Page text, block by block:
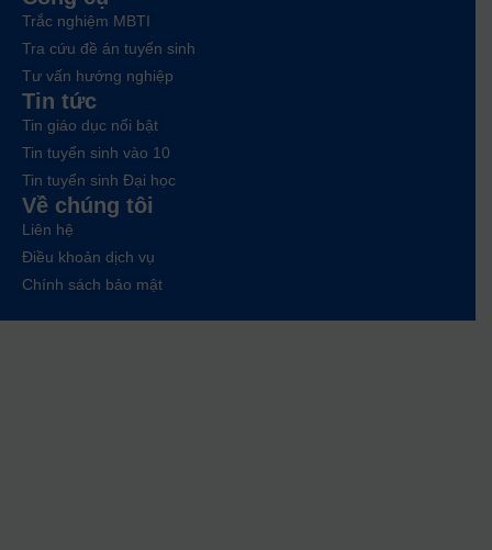
Trắc nghiệm MBTI
Tra cứu đề án tuyển sinh
Tư vấn hướng nghiệp
Tin tức
Tin giáo dục nổi bật
Tin tuyển sinh vào 10
Tin tuyển sinh Đại học
Về chúng tôi
Liên hệ
Điều khoản dịch vụ
Chính sách bảo mật